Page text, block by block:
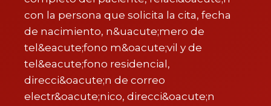
con la persona que solicita la cita, fecha
de nacimiento, n&uacute;mero de
tel&eacute;fono m&oacute;vil y de
tel&eacute;fono residencial,
direcci&oacute;n de correo
electr&oacute;nico, direcci&oacute;n